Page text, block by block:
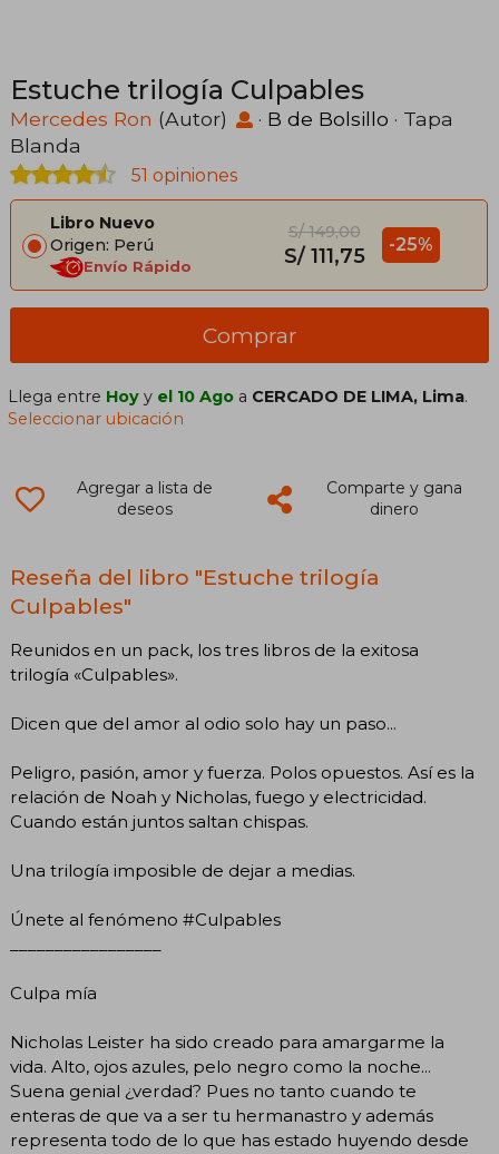
Estuche trilogía Culpables
Mercedes Ron (Autor) · B de Bolsillo · Tapa
Blanda
51 opiniones
Libro Nuevo
Origen: Perú
Envío Rápido
S/ 149,00
S/ 111,75 -25%
Comprar
Llega entre Hoy y el 10 Ago a CERCADO DE LIMA, Lima.
Seleccionar ubicación
Agregar a lista de
deseos
Comparte y gana
dinero
Reseña del libro "Estuche trilogía
Culpables"
Reunidos en un pack, los tres libros de la exitosa
trilogía «Culpables».
Dicen que del amor al odio solo hay un paso...
Peligro, pasión, amor y fuerza. Polos opuestos. Así es la
relación de Noah y Nicholas, fuego y electricidad.
Cuando están juntos saltan chispas.
Una trilogía imposible de dejar a medias.
Únete al fenómeno #Culpables
Culpa mía
Nicholas Leister ha sido creado para amargarme la
vida. Alto, ojos azules, pelo negro como la noche...
Suena genial ¿verdad? Pues no tanto cuando te
enteras de que va a ser tu hermanastro y además
representa todo de lo que has estado huyendo desde